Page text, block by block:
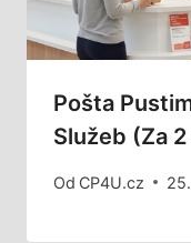
Pošta
Služeb (za
Od CP4U.cz